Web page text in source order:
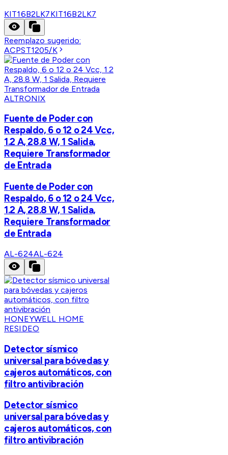
KIT16B2LK7KIT16B2LK7
Reemplazo sugerido:
ACPST1205/K
ALTRONIX
Fuente de Poder con
Respaldo, 6 o 12 o 24 Vcc,
1.2 A, 28.8 W, 1 Salida,
Requiere Transformador
de Entrada
Fuente de Poder con
Respaldo, 6 o 12 o 24 Vcc,
1.2 A, 28.8 W, 1 Salida,
Requiere Transformador
de Entrada
AL-624AL-624
HONEYWELL HOME
RESIDEO
Detector sísmico
universal para bóvedas y
cajeros automáticos, con
filtro antivibración
Detector sísmico
universal para bóvedas y
cajeros automáticos, con
filtro antivibración